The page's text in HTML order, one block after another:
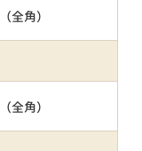
（全角）
（全角）